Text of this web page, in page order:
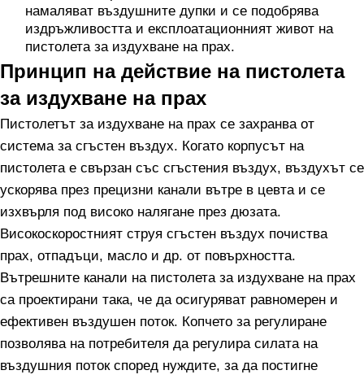
намаляват въздушните дупки и се подобрява
издръжливостта и експлоатационният живот на
пистолета за издухване на прах.
Принцип на действие на пистолета
за издухване на прах
Пистолетът за издухване на прах се захранва от
система за сгъстен въздух. Когато корпусът на
пистолета е свързан със сгъстения въздух, въздухът се
ускорява през прецизни канали вътре в цевта и се
изхвърля под високо налягане през дюзата.
Високоскоростният струя сгъстен въздух почиства
прах, отпадъци, масло и др. от повърхността.
Вътрешните канали на пистолета за издухване на прах
са проектирани така, че да осигуряват равномерен и
ефективен въздушен поток. Копчето за регулиране
позволява на потребителя да регулира силата на
въздушния поток според нуждите, за да постигне